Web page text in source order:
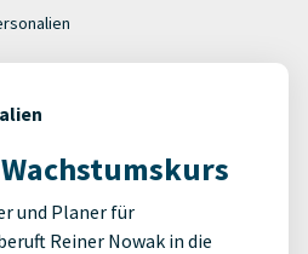
und Planer für
Reiner Nowak in die